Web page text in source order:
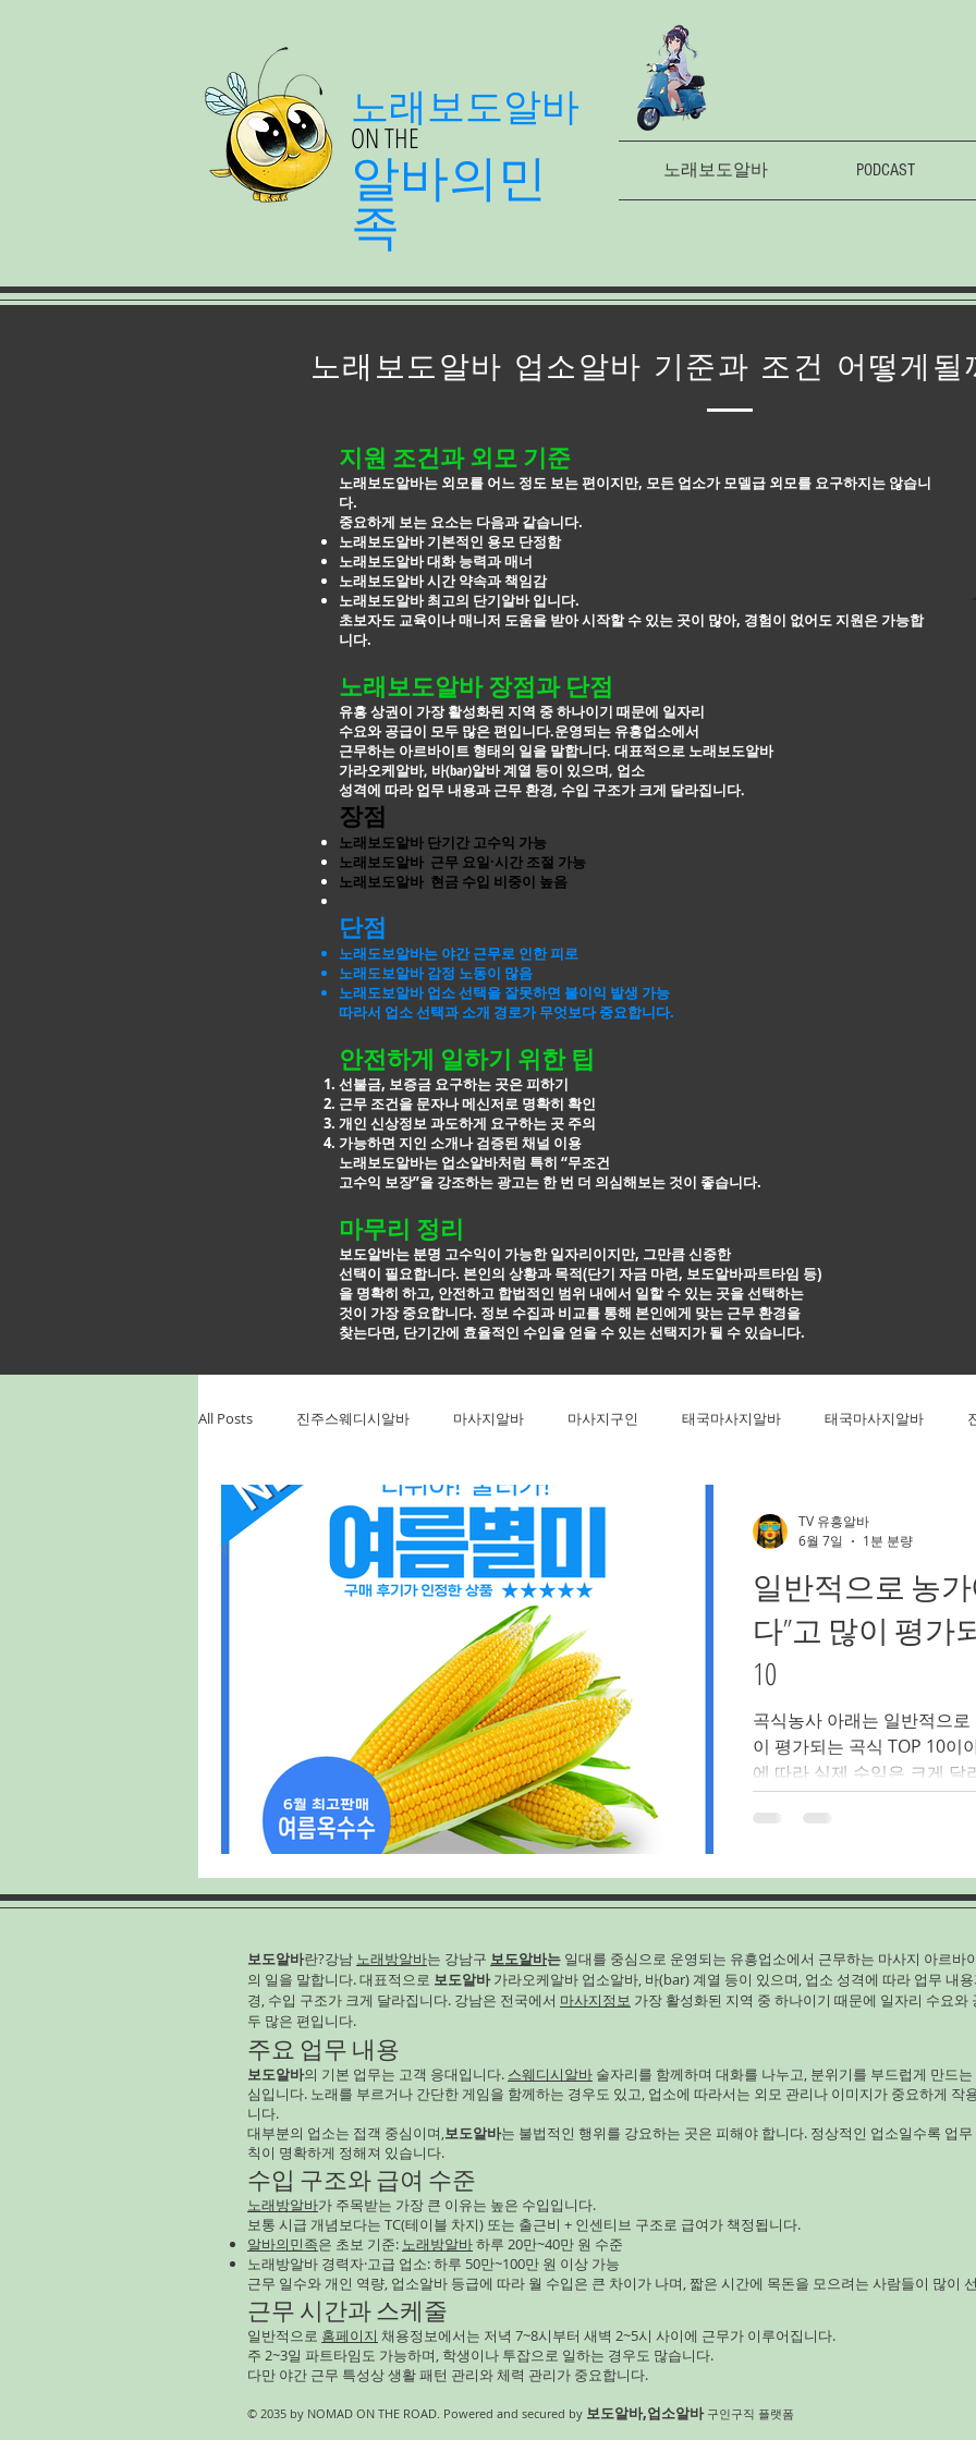
노래보도알바
ON THE
알바의민
족
노래보도알바 PODCAST
노래보도알바 업소알바 기준과 조건 어떻게될
지원 조건과 외모 기준
노래보도알바는 외모를 어느 정도 보는 편이지만, 모든 업소가 모델급 외모를 요구하지는 않습니
다.
중요하게 보는 요소는 다음과 같습니다.
노래보도알바 기본적인 용모 단정함
노래보도알바 대화 능력과 매너
노래보도알바 시간 약속과 책임감
노래보도알바 최고의 단기알바 입니다.
초보자도 교육이나 매니저 도움을 받아 시작할 수 있는 곳이 많아, 경험이 없어도 지원은 가능합
니다.
노래보도알바 장점과 단점
유흥 상권이 가장 활성화된 지역 중 하나이기 때문에 일자리
수요와 공급이 모두 많은 편입니다.운영되는 유흥업소에서
근무하는 아르바이트 형태의 일을 말합니다. 대표적으로 노래보도알바
가라오케알바, 바(bar)알바 계열 등이 있으며, 업소
성격에 따라 업무 내용과 근무 환경, 수입 구조가 크게 달라집니다.
장점
노래보도알바 단기간 고수익 가능
노래보도알바 근무 요일·시간 조절 가능
노래보도알바 현금 수입 비중이 높음
단점
노래도보알바는 야간 근무로 인한 피로
노래도보알바 감정 노동이 많음
노래도보알바 업소 선택을 잘못하면 불이익 발생 가능
따라서 업소 선택과 소개 경로가 무엇보다 중요합니다.
안전하게 일하기 위한 팁
선불금, 보증금 요구하는 곳은 피하기
근무 조건을 문자나 메신저로 명확히 확인
개인 신상정보 과도하게 요구하는 곳 주의
가능하면 지인 소개나 검증된 채널 이용
노래보도알바는 업소알바처럼 특히 “무조건
고수익 보장”을 강조하는 광고는 한 번 더 의심해보는 것이 좋습니다.
마무리 정리
보도알바는 분명 고수익이 가능한 일자리이지만, 그만큼 신중한
선택이 필요합니다. 본인의 상황과 목적(단기 자금 마련, 보도알바파트타임 등)
을 명확히 하고, 안전하고 합법적인 범위 내에서 일할 수 있는 곳을 선택하는
것이 가장 중요합니다. 정보 수집과 비교를 통해 본인에게 맞는 근무 환경을
찾는다면, 단기간에 효율적인 수입을 얻을 수 있는 선택지가 될 수 있습니다.
All Posts 진주스웨디시알바 마사지알바 마사지구인 태국마사지알바 태국마사지알바
태국마사지구인 스웨디시구인 스웨디시마사지
주점알바 여성알바 밤문화 유흥업소알바 노래주점알바
홍대유흥업소구인 인천쓰리노 인천여성알바
양배추재배 양배추심기
일반적으로 농
다”고 많이 평가
10
곡식농사 아래는 일반적으
이 평가되는 곡식 TOP 10이
에 따라 실제 수익은 크게 달
소 등드 🌾 곡식농사 수익 좋
옥수수 (찰옥수수 포함) 재배
대표 2. 🌱곡식농사 대두 (콩) 된장, 두부, 장류 수요 꾸준 저
장성 좋아 판매 압박 적음
로 규모 커지면 안정 수익 👉
사 메밀 건강식/다이어트 인
은 재배 기간 👉 틈새 고부가
TV 유흥알바
6월 7일
1분 분량
보도알바란?강남 노래방알바는 강남구 보도알바는 일대를 중심으로 운영되는 유흥업소에서 근무하는 마사지 아르바
의 일을 말합니다. 대표적으로 보도알바가라오케알바 업소알바, 바(bar) 계열 등이 있으며, 업소 성격에 따라 업무 내
경, 수입 구조가 크게 달라집니다. 강남은 전국에서 마사지정보 가장 활성화된 지역 중 하나이기 때문에 일자리 수요와
두 많은 편입니다.
주요 업무 내용
보도알바의 기본 업무는 고객 응대입니다. 스웨디시알바 술자리를 함께하며 대화를 나누고, 분위기를 부드럽게 만드는
심입니다. 노래를 부르거나 간단한 게임을 함께하는 경우도 있고, 업소에 따라서는 외모 관리나 이미지가 중요하게 작
니다.
대부분의 업소는 접객 중심이며, 보도알바는 불법적인 행위를 강요하는 곳은 피해야 합니다. 정상적인 업소일수록 업무
칙이 명확하게 정해져 있습니다.
수입 구조와 급여 수준
노래방알바가 주목받는 가장 큰 이유는 높은 수입입니다.
보통 시급 개념보다는 TC(테이블 차지) 또는 출근비 + 인센티브 구조로 급여가 책정됩니다.
알바의민족은 초보 기준: 노래방알바하루 20만~40만 원 수준
노래방알바 경력자·고급 업소: 하루 50만~100만 원 이상 가능
근무 일수와 개인 역량, 업소알바 등급에 따라 월 수입은 큰 차이가 나며, 짧은 시간에 목돈을 모으려는 사람들이 많이
근무 시간과 스케줄
일반적으로 홈페이지 채용정보에서는 저녁 7~8시부터 새벽 2~5시 사이에 근무가 이루어집니다.
주 2~3일 파트타임도 가능하며, 학생이나 투잡으로 일하는 경우도 많습니다.
다만 야간 근무 특성상 생활 패턴 관리와 체력 관리가 중요합니다.
© 2035 by NOMAD ON THE ROAD. Powered and secured by 보도알바,업소알바구인구직 플랫폼